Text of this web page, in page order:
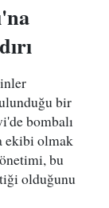
bir
bombalı
ekibi olmak
bu
olduğunu